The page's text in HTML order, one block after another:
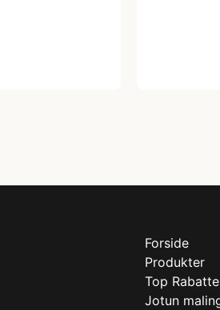
Forside
Produkter
Top
Jotun